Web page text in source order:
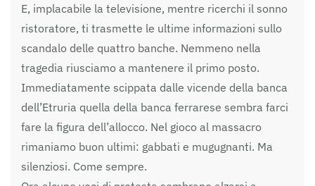
E, implacabile la televisione, mentre ricerchi il sonno
ristoratore, ti trasmette le ultime informazioni sullo
scandalo delle quattro banche. Nemmeno nella
tragedia riusciamo a mantenere il primo posto.
Immediatamente scippata dalle vicende della banca
dell’Etruria quella della banca ferrarese sembra farci
fare la figura dell’allocco. Nel gioco al massacro
rimaniamo buon ultimi: gabbati e mugugnanti. Ma
silenziosi. Come sempre.